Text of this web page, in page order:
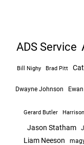
ADS Service
Bill Nighy Brad Pitt
Dwayne Johnson
Gerard Butler
Jason Statham
Liam Neeson